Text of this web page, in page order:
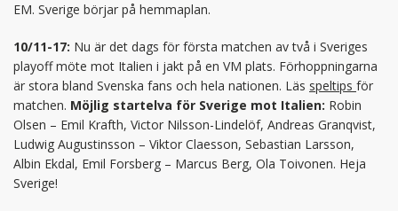
EM. Sverige börjar på hemmaplan.
10/11-17: Nu är det dags för första matchen av två i Sveriges
playoff möte mot Italien i jakt på en VM plats. Förhoppningarna
är stora bland Svenska fans och hela nationen. Läs speltips för
matchen. Möjlig startelva för Sverige mot Italien: Robin
Olsen – Emil Krafth, Victor Nilsson-Lindelöf, Andreas Granqvist,
Ludwig Augustinsson – Viktor Claesson, Sebastian Larsson,
Albin Ekdal, Emil Forsberg – Marcus Berg, Ola Toivonen. Heja
Sverige!